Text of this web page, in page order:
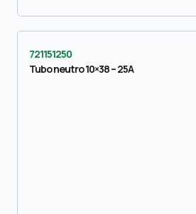
721151250
Tubo neutro 10×38 – 25A